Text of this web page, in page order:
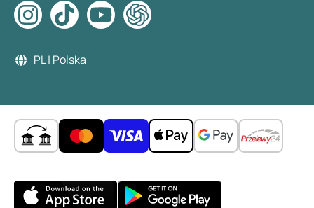
PL | Polska